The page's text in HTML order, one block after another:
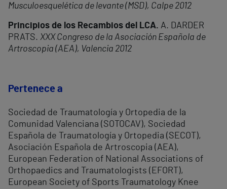
Musculoesquelética de levante (MSD), Calpe 2012
Principios de los Recambios del LCA. A. DARDER
PRATS. XXX Congreso de la Asociación Española de
Artroscopia (AEA), Valencia 2012
Pertenece a
Sociedad de Traumatología y Ortopedia de la
Comunidad Valenciana (SOTOCAV), Sociedad
Española de Traumatología y Ortopedia (SECOT),
Asociación Española de Artroscopia (AEA),
European Federation of National Associations of
Orthopaedics and Traumatologists (EFORT),
European Society of Sports Traumatology Knee